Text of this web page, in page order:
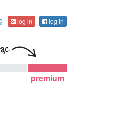
log in log in
premium